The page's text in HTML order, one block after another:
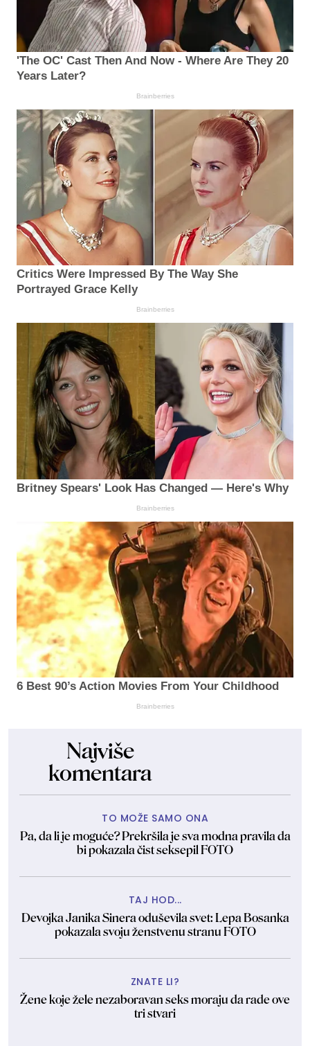
'The OC' Cast Then And Now - Where Are They 20
Years Later?
Brainberries
Critics Were Impressed By The Way She
Portrayed Grace Kelly
Brainberries
Britney Spears' Look Has Changed — Here's Why
Brainberries
6 Best 90’s Action Movies From Your Childhood
Brainberries
Najviše
komentara
TO MOŽE SAMO ONA
Pa, da li je moguće? Prekršila je sva modna pravila da
bi pokazala čist seksepil FOTO
TAJ HOD...
Devojka Janika Sinera oduševila svet: Lepa Bosanka
pokazala svoju ženstvenu stranu FOTO
ZNATE LI?
Žene koje žele nezaboravan seks moraju da rade ove
tri stvari